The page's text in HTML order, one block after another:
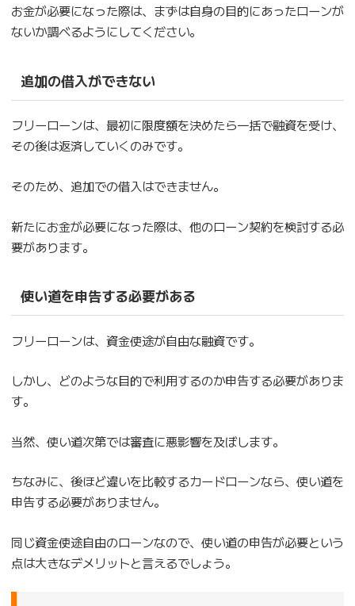
お金が必要になった際は、まずは自身の目的にあったローンが
ないか調べるようにしてください。
追加の借入ができない
フリーローンは、最初に限度額を決めたら一括で融資を受け、
その後は返済していくのみです。
そのため、追加での借入はできません。
新たにお金が必要になった際は、他のローン契約を検討する必
要があります。
使い道を申告する必要がある
フリーローンは、資金使途が自由な融資です。
しかし、どのような目的で利用するのか申告する必要がありま
す。
当然、使い道次第では審査に悪影響を及ぼします。
ちなみに、後ほど違いを比較するカードローンなら、使い道を
申告する必要がありません。
同じ資金使途自由のローンなので、使い道の申告が必要という
点は大きなデメリットと言えるでしょう。